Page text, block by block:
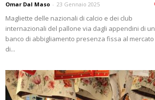
Omar Dal Maso - 23 Gennaio 2025
Magliette delle nazionali di calcio e dei club
internazionali del pallone via dagli appendini di un
banco di abbigliamento presenza fissa al mercato
di...